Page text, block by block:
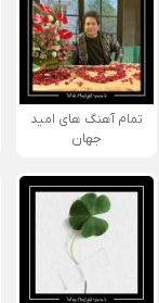
تمام آهنگ های امید
جهان